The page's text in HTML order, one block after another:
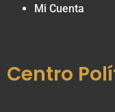
Mi Cuenta
Centro